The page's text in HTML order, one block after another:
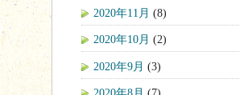
2020年11月 (8)
2020年10月 (2)
2020年9月 (3)